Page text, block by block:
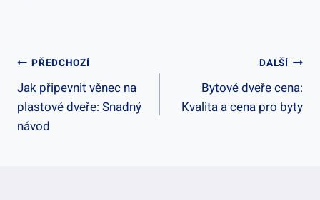
Navigace
Pro
Příspěvek
PŘEDCHOZÍ
Jak připevnit věnec na
plastové dveře: Snadný
návod
DALŠÍ
Bytové dveře cena:
Kvalita a cena pro byty